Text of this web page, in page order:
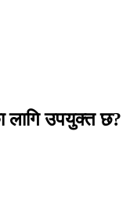
लागि उपयुक्त छ?